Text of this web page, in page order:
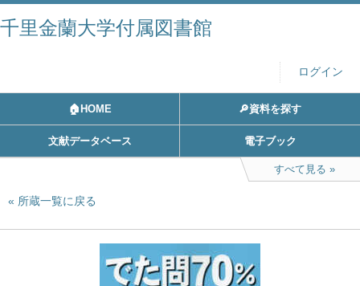
千里金蘭大学付属図書館
ログイン
🏠HOME 🔎資料を探す
文献データベース 電子ブック
すべて見る
所蔵一覧に戻る